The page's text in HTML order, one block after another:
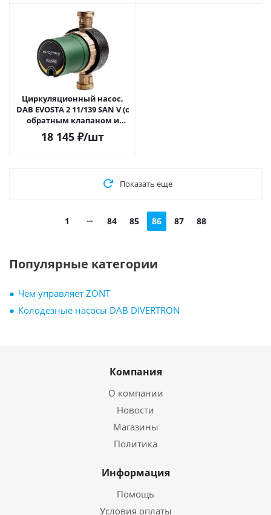
Циркуляционный насос,
DAB EVOSTA 2 11/139 SAN V (с
обратным клапаном и
шаровым краном)
18 145 ₽/шт
Показать еще
1 84 85 86 87 88
Популярные категории
Чем управляет ZONT
Колодезные насосы DAB DIVERTRON
Компания
О компании
Новости
Магазины
Политика
Информация
Помощь
Условия оплаты